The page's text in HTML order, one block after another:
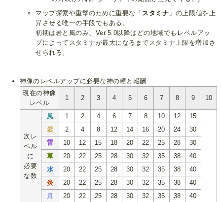
マップ探索や重撃のために重要な「 スタミナ 」の上限値を上
昇させる唯一の手段でもある。
初期は岩と風のみ、Ver.5.0以降はどの地域でもレベルアッ
プによってスタミナが最大になるまでスタミナ上限を増加さ
せられる。
神像のレベルアップに必要な神の瞳と報酬
現在の神像
レベル
1 2 3 4 5 6 7 8 9 10
次レ
ベル
に
必要
な数
風 1 2 4 6 7 8 10 12 15
岩 2 4 8 12 14 16 20 24
30
雷
10 12 15 18 20 22 25 28
30
草
20 22 25 28 30 32 35 38
40
水
20 22 25 28 30 32 35 38
40
炎
20 22 25 28 30 32 35 38
40
月
20 22 25 28 30 32 35 38 40